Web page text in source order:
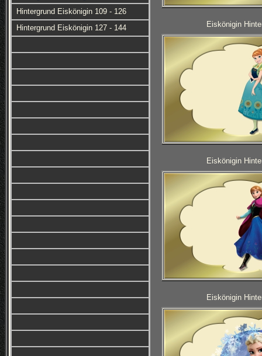
Hintergrund Eiskönigin 109 - 126
Hintergrund Eiskönigin 127 - 144
Eiskönigin
Eiskönigin
Eiskönigin